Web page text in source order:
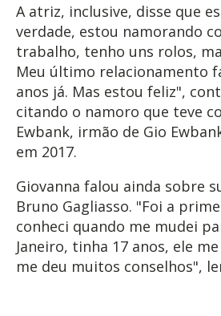
A atriz, inclusive, disse que
verdade, estou namorando
trabalho, tenho uns rolos,
Meu último relacionamento
anos já. Mas estou feliz",
citando o namoro que teve
Ewbank, irmão de Gio
em 2017.
Giovanna falou ainda sobre
Bruno Gagliasso. "Foi a
conheci quando me mudei
Janeiro, tinha 17 anos, ele
me deu muitos conselhos",